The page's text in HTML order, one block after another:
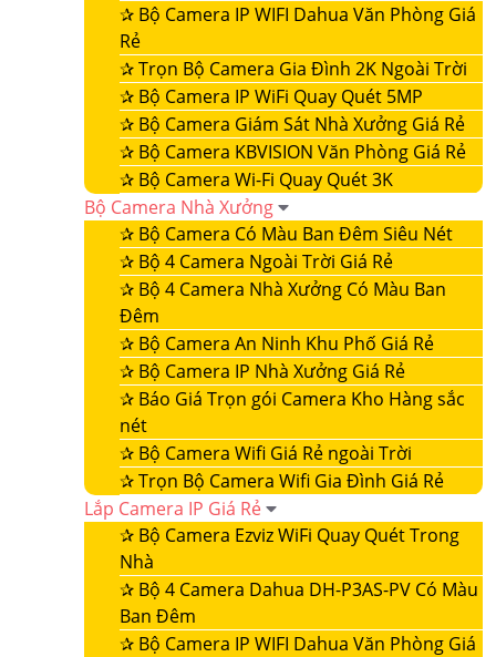
✰ Bộ Camera IP WIFI Dahua Văn Phòng Giá
Rẻ
✰Trọn Bộ Camera Gia Đình 2K Ngoài Trời
✰ Bộ Camera IP WiFi Quay Quét 5MP
✰ Bộ Camera Giám Sát Nhà Xưởng Giá Rẻ
✰ Bộ Camera KBVISION Văn Phòng Giá Rẻ
✰ Bộ Camera Wi-Fi Quay Quét 3K
Bộ Camera Nhà Xưởng
✰ Bộ Camera Có Màu Ban Đêm Siêu Nét
✰ Bộ 4 Camera Ngoài Trời Giá Rẻ
✰ Bộ 4 Camera Nhà Xưởng Có Màu Ban
Đêm
✰ Bộ Camera An Ninh Khu Phố Giá Rẻ
✰ Bộ Camera IP Nhà Xưởng Giá Rẻ
✰ Báo Giá Trọn gói Camera Kho Hàng sắc
nét
✰ Bộ Camera Wifi Giá Rẻ ngoài Trời
✰Trọn Bộ Camera Wifi Gia Đình Giá Rẻ
Lắp Camera IP Giá Rẻ
✰ Bộ Camera Ezviz WiFi Quay Quét Trong
Nhà
✰ Bộ 4 Camera Dahua DH-P3AS-PV Có Màu
Ban Đêm
✰ Bộ Camera IP WIFI Dahua Văn Phòng Giá